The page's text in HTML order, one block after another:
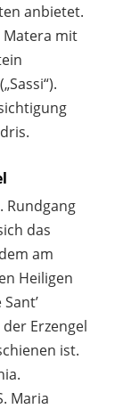
anbietet.
Matera mit
Rundgang
das
am
Heiligen
Erzengel
ist.
Maria